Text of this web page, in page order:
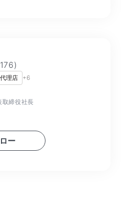
)
理店 +6
締役社長
ー